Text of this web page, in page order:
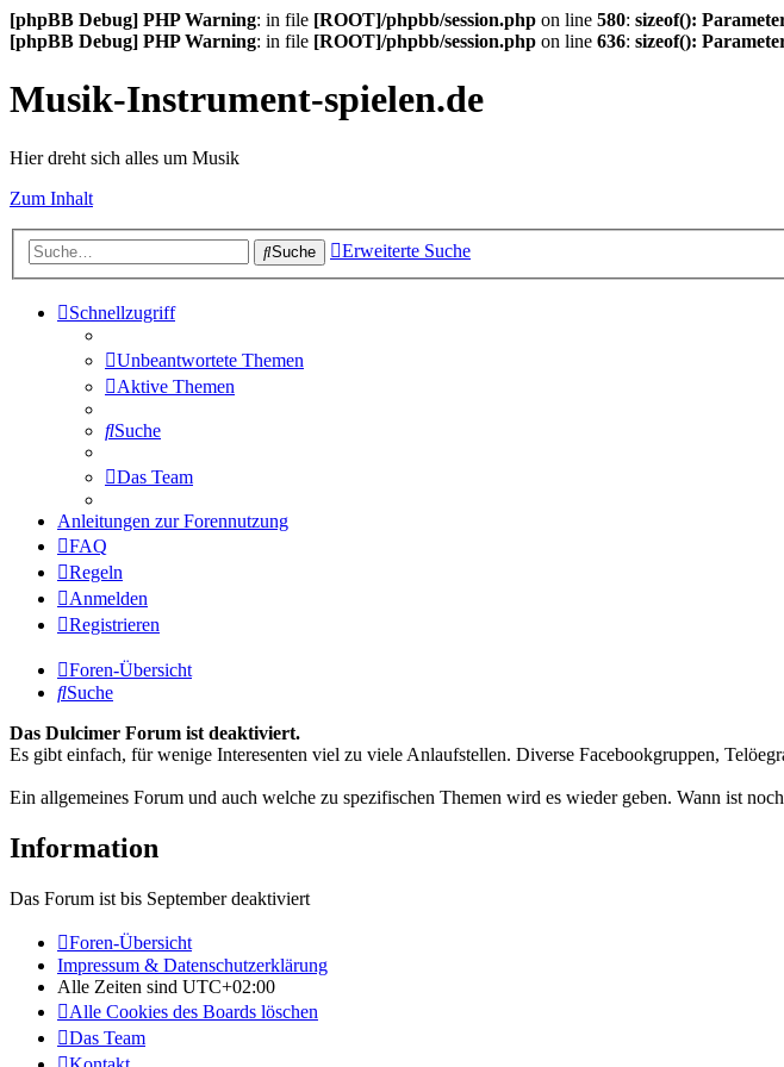
[phpBB Debug] PHP Warning: in file [ROOT]/phpbb/session.php on line 580: sizeof():
[phpBB Debug] PHP Warning: in file [ROOT]/phpbb/session.php on line 636: sizeof():
Musik-Instrument-spielen.de
Hier dreht sich alles um Musik
Zum Inhalt
Suche Erweiterte Suche
Schnellzugriff
Unbeantwortete Themen
Aktive Themen
Suche
Das Team
Anleitungen zur Forennutzung
FAQ
Regeln
Anmelden
Registrieren
Foren-Übersicht
Suche
Das Dulcimer Forum ist deaktiviert.
Es gibt einfach, für wenige Interesenten viel zu viele Anlaufstellen. Diverse Facebookgruppen,
Ein allgemeines Forum und auch welche zu spezifischen Themen wird es wieder geben. Wann ist
Information
Das Forum ist bis September deaktiviert
Foren-Übersicht
Impressum & Datenschutzerklärung
Alle Zeiten sind UTC+02:00
Alle Cookies des Boards löschen
Das Team